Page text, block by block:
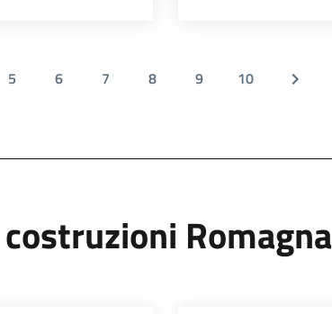
5 6 7 8 9 10
Romagna